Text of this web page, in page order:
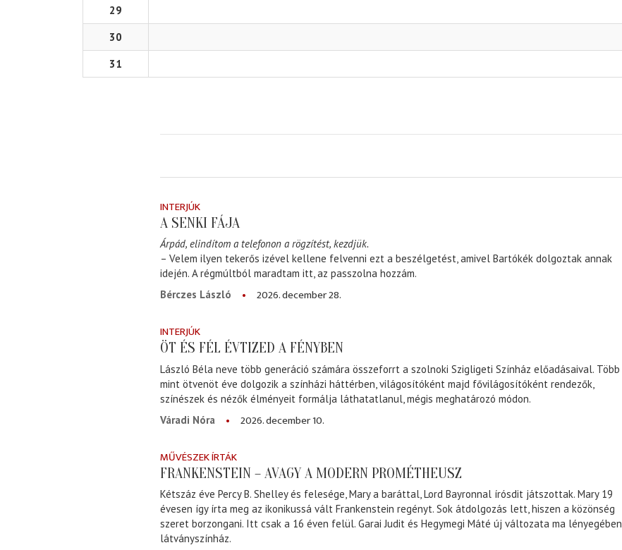
29
30
31
INTERJÚK
A SENKI FÁJA
Árpád, elindítom a telefonon a rögzítést, kezdjük.
– Velem ilyen tekerős izével kellene felvenni ezt a beszélgetést, amivel Bartókék dolgoztak annak
idején. A régmúltból maradtam itt, az passzolna hozzám.
Bérczes László
2026. december 28.
INTERJÚK
ÖT ÉS FÉL ÉVTIZED A FÉNYBEN
László Béla neve több generáció számára összeforrt a szolnoki Szigligeti Színház előadásaival. Több
mint ötvenöt éve dolgozik a színházi háttérben, világosítóként majd fővilágosítóként rendezők,
színészek és nézők élményeit formálja láthatatlanul, mégis meghatározó módon.
Váradi Nóra
2026. december 10.
MŰVÉSZEK ÍRTÁK
FRANKENSTEIN – AVAGY A MODERN PROMÉTHEUSZ
Kétszáz éve Percy B. Shelley és felesége, Mary a baráttal, Lord Bayronnal írósdit játszottak. Mary 19
évesen így írta meg az ikonikussá vált Frankenstein regényt. Sok átdolgozás lett, hiszen a közönség
szeret borzongani. Itt csak a 16 éven felül. Garai Judit és Hegymegi Máté új változata ma lényegében
látványszínház.